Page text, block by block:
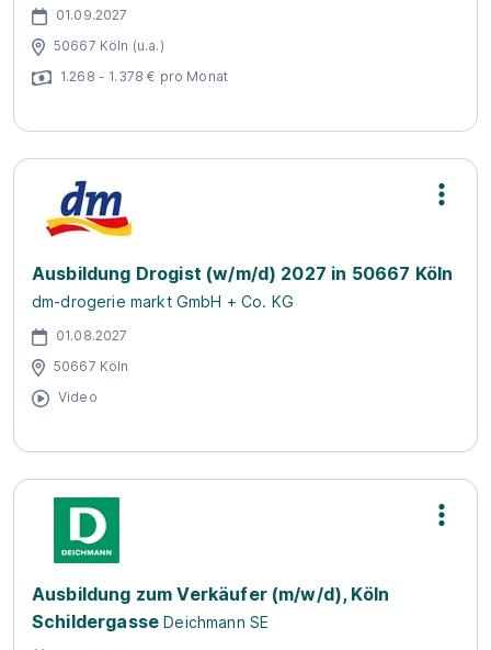
01.09.2027
50667 Köln (u.a.)
1.268 - 1.378 € pro Monat
Ausbildung Drogist (w/m/d) 2027 in 50667 Köln
dm-drogerie markt GmbH + Co. KG
01.08.2027
50667 Köln
Video
Ausbildung zum Verkäufer (m/w/d), Köln
Schildergasse Deichmann SE